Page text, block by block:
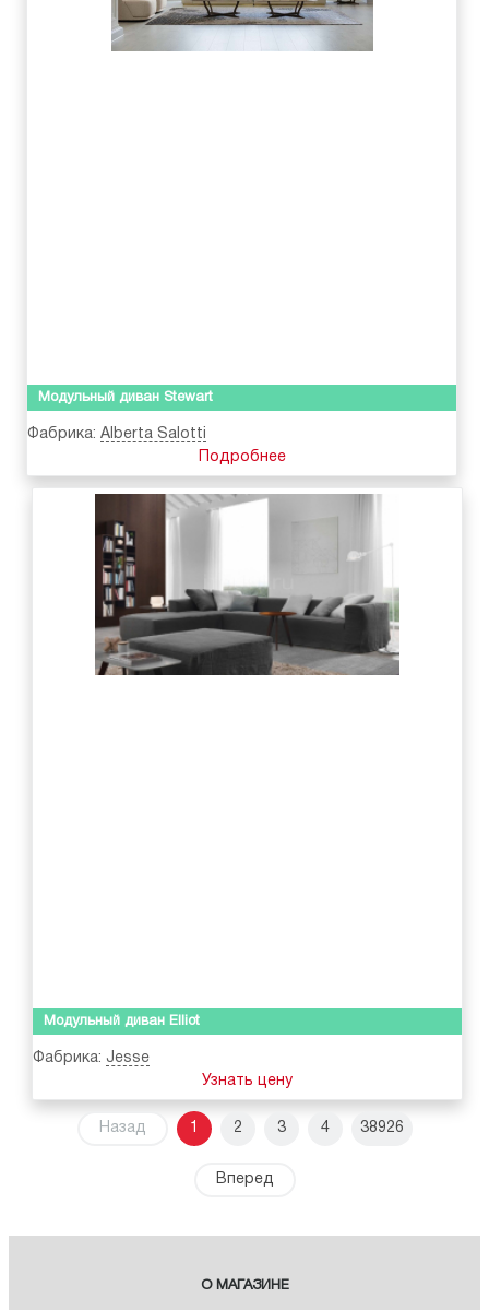
Модульный диван Stewart
Фабрика: Alberta Salotti
Подробнее
Модульный диван Elliot
Фабрика: Jesse
Узнать цену
Назад 1 2 3 4 38926
Вперед
О МАГАЗИНЕ